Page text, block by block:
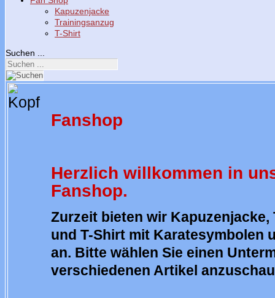
Kapuzenjacke
Trainingsanzug
T-Shirt
Suchen ...
Fanshop
Herzlich willkommen in
Fanshop.
Zurzeit bieten wir Kapuzenjacke,
und T-Shirt mit Karatesymbolen
an. Bitte wählen Sie einen
verschiedenen Artikel